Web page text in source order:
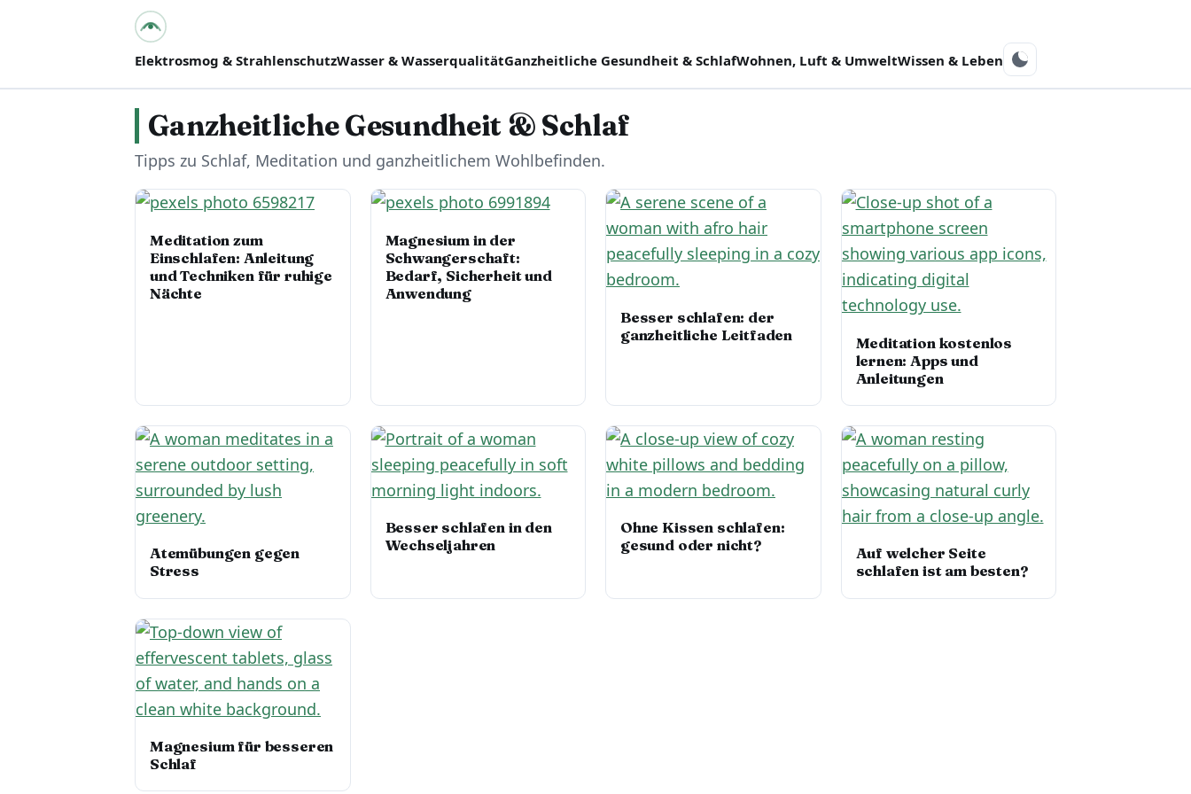
Elektrosmog & StrahlenschutzWasser & WasserqualitätGanzheitliche Gesundheit & SchlafWohnen, Luft & UmweltWissen & Leben
Ganzheitliche Gesundheit & Schlaf
Tipps zu Schlaf, Meditation und ganzheitlichem Wohlbefinden.
Meditation zum
Einschlafen: Anleitung
und Techniken für ruhige
Nächte
Magnesium in der
Schwangerschaft:
Bedarf, Sicherheit und
Anwendung
Besser schlafen: der
ganzheitliche Leitfaden
Meditation kostenlos
lernen: Apps und
Anleitungen
Atemübungen gegen
Stress
Besser schlafen in den
Wechseljahren
Ohne Kissen schlafen:
gesund oder nicht?
Auf welcher Seite
schlafen ist am besten?
Magnesium für besseren
Schlaf